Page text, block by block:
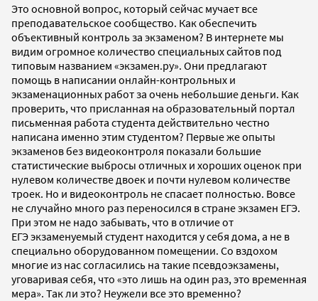
Это основной вопрос, который сейчас мучает все
преподавательское сообщество. Как обеспечить
объективный контроль за экзаменом? В интернете мы
видим огромное количество специальных сайтов под
типовым названием «экзамен.ру». Они предлагают
помощь в написании онлайн-контрольных и
экзаменационных работ за очень небольшие деньги. Как
проверить, что присланная на образовательный портал
письменная работа студента действительно честно
написана именно этим студентом? Первые же опыты
экзаменов без видеоконтроля показали большие
статистические выбросы отличных и хороших оценок при
нулевом количестве двоек и почти нулевом количестве
троек. Но и видеоконтроль не спасает полностью. Вовсе
не случайно много раз переносился в стране экзамен ЕГЭ.
При этом не надо забывать, что в отличие от
ЕГЭ экзаменуемый студент находится у себя дома, а не в
специально оборудованном помещении. Со вздохом
многие из нас согласились на такие псевдоэкзамены,
уговаривая себя, что «это лишь на один раз, это временная
мера». Так ли это? Неужели все это временно?